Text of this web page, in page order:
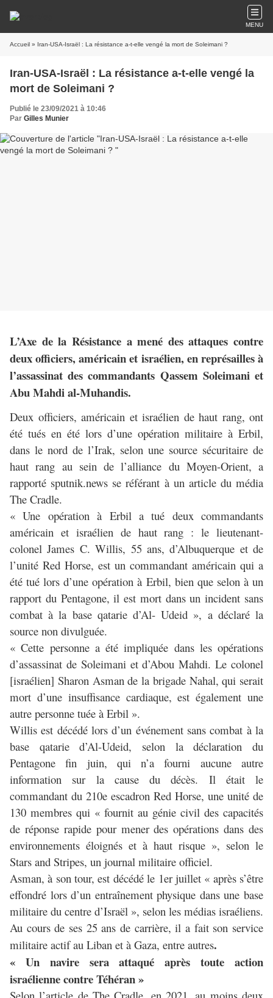
MENU
Accueil » Iran-USA-Israël : La résistance a-t-elle vengé la mort de Soleimani ?
Iran-USA-Israël : La résistance a-t-elle vengé la
mort de Soleimani ?
Publié le 23/09/2021 à 10:46
Par Gilles Munier
L’Axe de la Résistance a mené des attaques contre
deux officiers, américain et israélien, en représailles à
l’assassinat des commandants Qassem Soleimani et
Abu Mahdi al-Muhandis.
Deux officiers, américain et israélien de haut rang, ont
été tués en été lors d’une opération militaire à Erbil,
dans le nord de l’Irak, selon une source sécuritaire de
haut rang au sein de l’alliance du Moyen-Orient, a
rapporté sputnik.news se référant à un article du média
The Cradle.
« Une opération à Erbil a tué deux commandants
américain et israélien de haut rang : le lieutenant-
colonel James C. Willis, 55 ans, d’Albuquerque et de
l’unité Red Horse, est un commandant américain qui a
été tué lors d’une opération à Erbil, bien que selon à un
rapport du Pentagone, il est mort dans un incident sans
combat à la base qatarie d’Al- Udeid », a déclaré la
source non divulguée.
« Cette personne a été impliquée dans les opérations
d’assassinat de Soleimani et d’Abou Mahdi. Le colonel
[israélien] Sharon Asman de la brigade Nahal, qui serait
mort d’une insuffisance cardiaque, est également une
autre personne tuée à Erbil ».
Willis est décédé lors d’un événement sans combat à la
base qatarie d’Al-Udeid, selon la déclaration du
Pentagone fin juin, qui n’a fourni aucune autre
information sur la cause du décès. Il était le
commandant du 210e escadron Red Horse, une unité de
130 membres qui « fournit au génie civil des capacités
de réponse rapide pour mener des opérations dans des
environnements éloignés et à haut risque », selon le
Stars and Stripes, un journal militaire officiel.
Asman, à son tour, est décédé le 1er juillet « après s’être
effondré lors d’un entraînement physique dans une base
militaire du centre d’Israël », selon les médias israéliens.
Au cours de ses 25 ans de carrière, il a fait son service
militaire actif au Liban et à Gaza, entre autres.
« Un navire sera attaqué après toute action
israélienne contre Téhéran »